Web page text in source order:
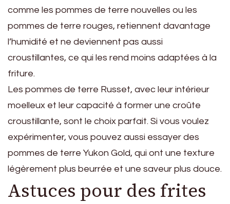
comme les pommes de terre nouvelles ou les
pommes de terre rouges, retiennent davantage
l’humidité et ne deviennent pas aussi
croustillantes, ce qui les rend moins adaptées à la
friture.
Les pommes de terre Russet, avec leur intérieur
moelleux et leur capacité à former une croûte
croustillante, sont le choix parfait. Si vous voulez
expérimenter, vous pouvez aussi essayer des
pommes de terre Yukon Gold, qui ont une texture
légèrement plus beurrée et une saveur plus douce.
Astuces pour des frites